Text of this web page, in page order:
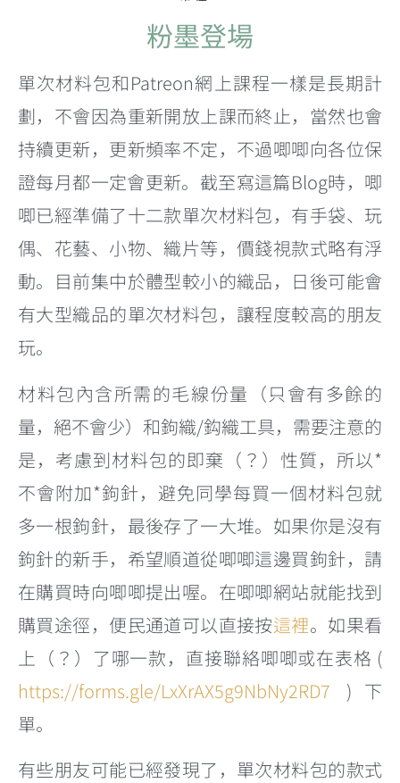
粉墨登場
單次材料包和Patreon網上課程一樣是長期計
劃，不會因為重新開放上課而終止，當然也會
持續更新，更新頻率不定，不過唧唧向各位保
證每月都一定會更新。截至寫這篇Blog時，唧
唧已經準備了十二款單次材料包，有手袋、玩
偶、花藝、小物、織片等，價錢視款式略有浮
動。目前集中於體型較小的織品，日後可能會
有大型織品的單次材料包，讓程度較高的朋友
玩。
材料包內含所需的毛線份量（只會有多餘的
量，絕不會少）和鉤織/鈎織工具，需要注意的
是，考慮到材料包的即棄（？）性質，所以*
不會附加*鉤針，避免同學每買一個材料包就
多一根鉤針，最後存了一大堆。如果你是沒有
鉤針的新手，希望順道從唧唧這邊買鉤針，請
在購買時向唧唧提出喔。在唧唧網站就能找到
購買途徑，便民通道可以直接按這裡。如果看
上（？）了哪一款，直接聯絡唧唧或在表格 (
https://forms.gle/LxXrAX5g9NbNy2RD7 )下
單。
有些朋友可能已經發現了，單次材料包的款式